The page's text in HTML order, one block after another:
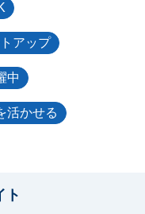
アップ
中
活かせる
ト